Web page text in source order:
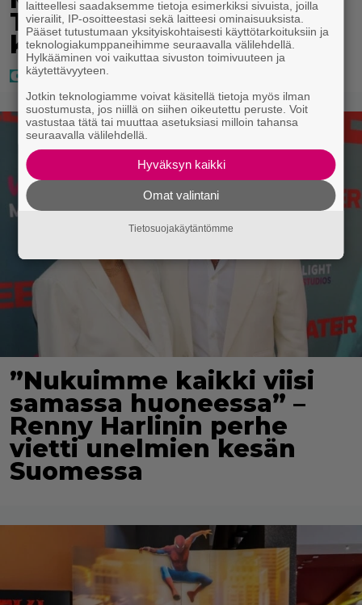
Tanssii Tähtien Kanssa -
kilpailijat!
”Nukuimme kaikki viisi
samassa huoneessa” –
Renny Harlinin perhe
vietti unelmien kesän
Suomessa
laitteellesi saadaksemme tietoja esimerkiksi sivuista, joilla
vierailit, IP-osoitteestasi sekä laitteesi ominaisuuksista.
Pääset tutustumaan yksityiskohtaisesti käyttötarkoituksiin ja
teknologiakumppaneihimme seuraavalla välilehdellä.
Hylkääminen voi vaikuttaa sivuston toimivuuteen ja
käytettävyyteen.
Jotkin teknologiamme voivat käsitellä tietoja myös ilman
suostumusta, jos niillä on siihen oikeutettu peruste. Voit
vastustaa tätä tai muuttaa asetuksiasi milloin tahansa
seuraavalla välilehdellä.
Hyväksyn kaikki
Omat valintani
Tietosuojakäytäntömme